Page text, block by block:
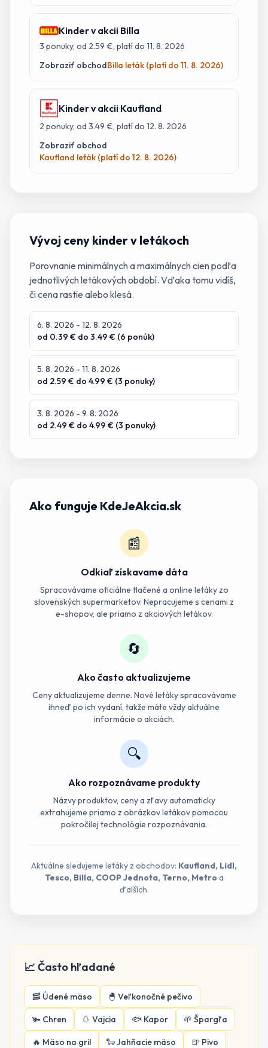
Kinderv akcii Billa
3 ponuky, od 2.59 €, platí do 11. 8. 2026
Zobraziť obchodBilla leták (platí do 11. 8. 2026)
Kinderv akcii Kaufland
2 ponuky, od 3.49 €, platí do 12. 8. 2026
Zobraziť obchod
Kaufland leták (platí do 12. 8. 2026)
Vývoj ceny kinderv letákoch
Porovnanie minimálnych a maximálnych cien podľa
jednotlivých letákových období. Vďaka tomu vidíš,
či cena rastie alebo klesá.
6. 8. 2026 - 12. 8. 2026
od 0.39 € do 3.49 € (6 ponúk)
5. 8. 2026 - 11. 8. 2026
od 2.59 € do 4.99 € (3 ponuky)
3. 8. 2026 - 9. 8. 2026
od 2.49 € do 4.99 € (3 ponuky)
Ako funguje KdeJeAkcia.sk
📰
Odkiaľ získavame dáta
Spracovávame oficiálne tlačené a online letáky zo
slovenských supermarketov. Nepracujeme s cenami z
e-shopov, ale priamo z akciových letákov.
🔄
Ako často aktualizujeme
Ceny aktualizujeme denne. Nové letáky spracovávame
ihneď po ich vydaní, takže máte vždy aktuálne
informácie o akciách.
🔍
Ako rozpoznávame produkty
Názvy produktov, ceny a zľavy automaticky
extrahujeme priamo z obrázkov letákov pomocou
pokročilej technológie rozpoznávania.
Aktuálne sledujeme letáky z obchodov: Kaufland, Lidl,
Tesco, Billa, COOP Jednota, Terno, Metroa
ďalších.
📈 Často hľadané
🥓 Údené mäso 🐣 Veľkonočné pečivo
🫚 Chren 🥚 Vajcia 🐟 Kapor 🌱 Špargľa
🔥 Mäso na gril 🐑Jahňacie mäso 🍺 Pivo